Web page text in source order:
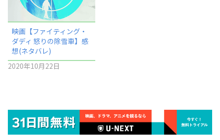
映画【ファイティング・
ダディ 怒りの除雪車】感
想(ネタバレ)
2020年10月22日